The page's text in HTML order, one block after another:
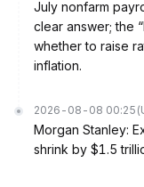
July nonfarm
clear answer; the
whether to raise
inflation.
2026-08-08 00:25
Morgan Stanley:
shrink by $1.5